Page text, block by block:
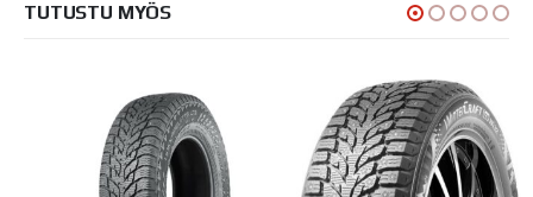
TUTUSTU MYÖS